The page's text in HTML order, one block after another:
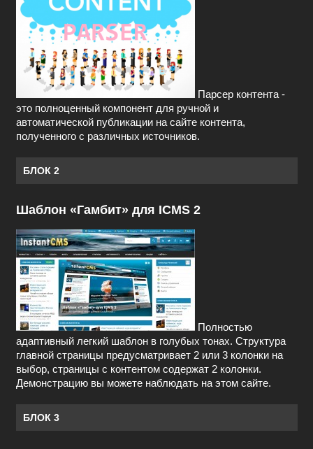
Парсер контента -
это полноценный компонент для ручной и
автоматической публикации на сайте контента,
полученного с различных источников.
БЛОК 2
Шаблон «Гамбит» для ICMS 2
Полностью
адаптивный легкий шаблон в голубых тонах. Структура
главной страницы предусматривает 2 или 3 колонки на
выбор, страницы с контентом содержат 2 колонки.
Демонстрацию вы можете наблюдать на этом сайте.
БЛОК 3